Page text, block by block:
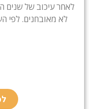
לאחר עיכוב של שנים
לא מאובחנים. לפי